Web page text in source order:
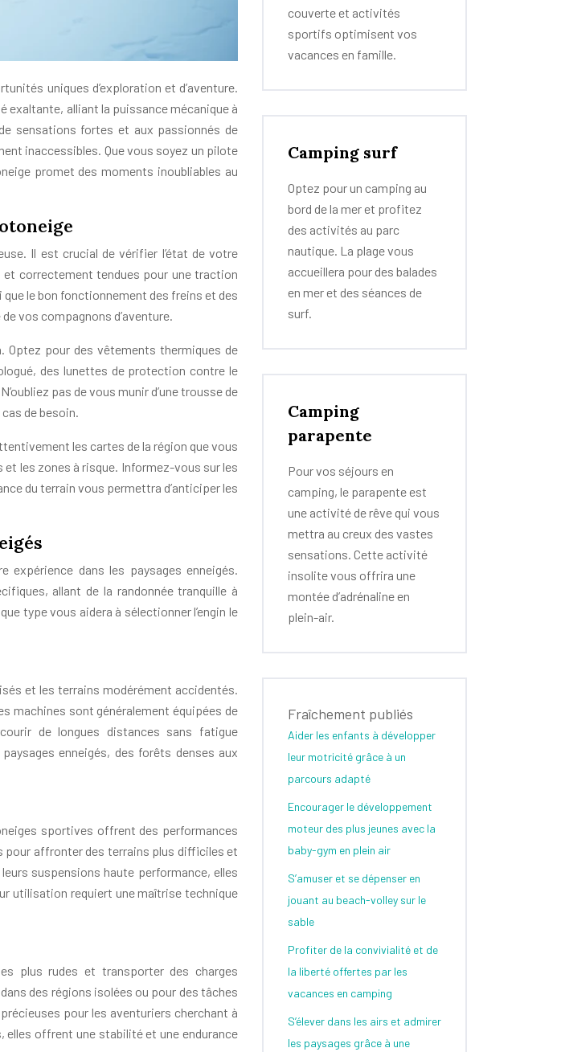
uniques d’exploration et d’aventure.
exaltante, alliant la puissance mécanique à
sensations fortes et aux passionnés de
inaccessibles. Que vous soyez un pilote
promet des moments inoubliables au
Il est crucial de vérifier l’état de votre
correctement tendues pour une traction
que le bon fonctionnement des freins et des
vos compagnons d’aventure.
Optez pour des vêtements thermiques de
des lunettes de protection contre le
pas de vous munir d’une trousse de
de besoin.
les cartes de la région que vous
les zones à risque. Informez-vous sur les
du terrain vous permettra d’anticiper les
dans les paysages enneigés.
allant de la randonnée tranquille à
type vous aidera à sélectionner l’engin le
et les terrains modérément accidentés.
machines sont généralement équipées de
de longues distances sans fatigue
enneigés, des forêts denses aux
sportives offrent des performances
pour affronter des terrains plus difficiles et
suspensions haute performance, elles
utilisation requiert une maîtrise technique
plus rudes et transporter des charges
des régions isolées ou pour des tâches
pour les aventuriers cherchant à
offrent une stabilité et une endurance
couverte et activités
sportifs optimisent vos
vacances en famille.
Camping surf
Optez pour un camping au
bord de la mer et profitez
des activités au parc
nautique. La plage vous
accueillera pour des balades
en mer et des séances de
surf.
Camping
parapente
Pour vos séjours en
camping, le parapente est
une activité de rêve qui vous
mettra au creux des vastes
sensations. Cette activité
insolite vous offrira une
montée d’adrénaline en
plein-air.
Fraîchement publiés
Aider les enfants à développer
leur motricité grâce à un
parcours adapté
Encourager le développement
moteur des plus jeunes avec la
baby-gym en plein air
S’amuser et se dépenser en
jouant au beach-volley sur le
sable
Profiter de la convivialité et de
la liberté offertes par les
vacances en camping
S’élever dans les airs et admirer
les paysages grâce à une